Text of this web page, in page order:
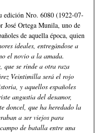
edición Nro. 6080 (1922-07-
Ortega Munila, uno de
de aquella época, quien
ideales, entregándose a
el novio a la amada.
que se rinde a otra raza
Veintimilla será el rojo
y aquellos españoles
angustia del desamor,
doncel, que ha heredado la
a ser viejos para
de batalla entre una